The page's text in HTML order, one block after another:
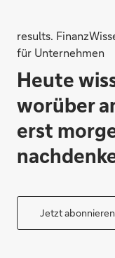
results.
für Unternehmen
Heute
worüber
erst
Jetzt abonnieren